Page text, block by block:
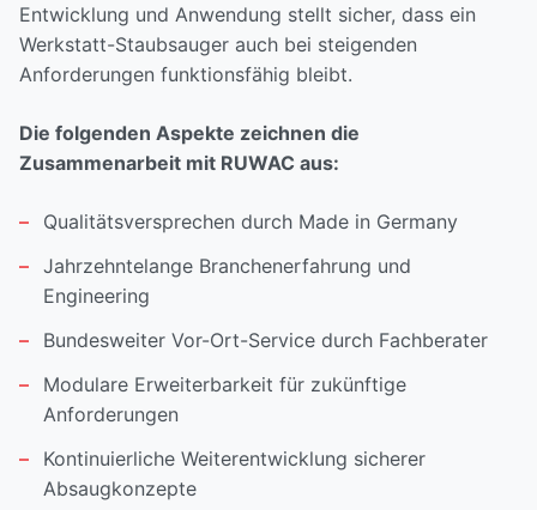
Entwicklung und Anwendung stellt sicher, dass ein
Werkstatt-Staubsauger auch bei steigenden
Anforderungen funktionsfähig bleibt.
Die folgenden Aspekte zeichnen die
Zusammenarbeit mit RUWAC aus:
Qualitätsversprechen durch Made in Germany
Jahrzehntelange Branchenerfahrung und
Engineering
Bundesweiter Vor-Ort-Service durch Fachberater
Modulare Erweiterbarkeit für zukünftige
Anforderungen
Kontinuierliche Weiterentwicklung sicherer
Absaugkonzepte